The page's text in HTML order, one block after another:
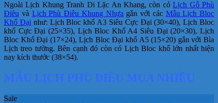
Ngoài Lịch Khung Tranh Di Lặc An Khang, còn cóLịch Gỗ Phù
Điêu và Lịch Phù Điêu Khung Nhựa gắn với các Mẫu Lịch Bloc
Khổ Đại như: Lịch Bloc khổ A3 Siêu Cực Đại (30×40), Lịch Bloc
khổ Cực Đại (25×35), Lịch Bloc Khổ A4 Siêu Đại (20×30), Lịch
Bloc Khổ Đại (17×24), Lịch Bloc Đại khổ A5 (15×20) gắn với Bìa
Lịch treo tường. Bên cạnh đó còn có Lịch Bloc khổ lớn nhất hiện
nay kích thước (38×54).
MẪU LỊCH PHÙ ĐIÊU MUA NHIỀU
Sale